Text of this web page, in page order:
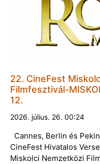
22. CineFest
Filmfesztivál-
12.
2026. július. 26. 00:24
Cannes, Berlin és
CineFest Hivatalos
Miskolci Nemzetközi